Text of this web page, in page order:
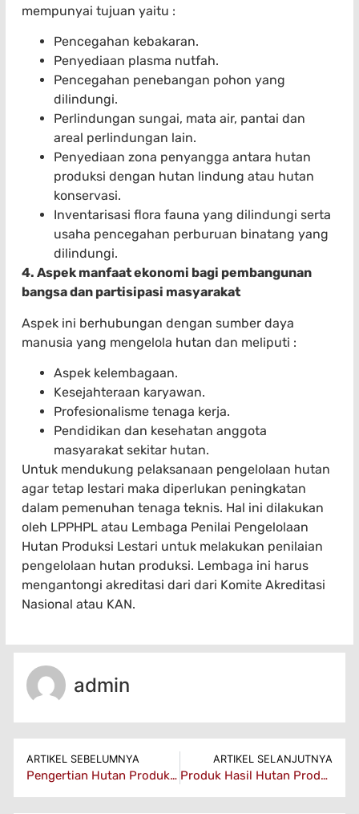
mempunyai tujuan yaitu :
Pencegahan kebakaran.
Penyediaan plasma nutfah.
Pencegahan penebangan pohon yang
dilindungi.
Perlindungan sungai, mata air, pantai dan
areal perlindungan lain.
Penyediaan zona penyangga antara hutan
produksi dengan hutan lindung atau hutan
konservasi.
Inventarisasi flora fauna yang dilindungi serta
usaha pencegahan perburuan binatang yang
dilindungi.
4. Aspek manfaat ekonomi bagi pembangunan
bangsa dan partisipasi masyarakat
Aspek ini berhubungan dengan sumber daya
manusia yang mengelola hutan dan meliputi :
Aspek kelembagaan.
Kesejahteraan karyawan.
Profesionalisme tenaga kerja.
Pendidikan dan kesehatan anggota
masyarakat sekitar hutan.
Untuk mendukung pelaksanaan pengelolaan hutan
agar tetap lestari maka diperlukan peningkatan
dalam pemenuhan tenaga teknis. Hal ini dilakukan
oleh LPPHPL atau Lembaga Penilai Pengelolaan
Hutan Produksi Lestari untuk melakukan penilaian
pengelolaan hutan produksi. Lembaga ini harus
mengantongi akreditasi dari dari Komite Akreditasi
Nasional atau KAN.
admin
ARTIKEL SEBELUMNYA
Pengertian Hutan Produksi, Jenis dan Sebarannya
ARTIKEL SELANJUTNYA
Produk Hasil Hutan Produksi